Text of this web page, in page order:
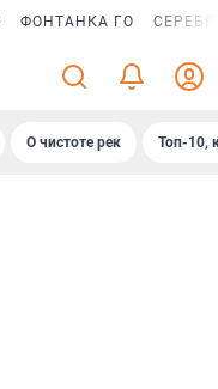
ФОНТАНКА ГО
О чистоте рек Топ-10,